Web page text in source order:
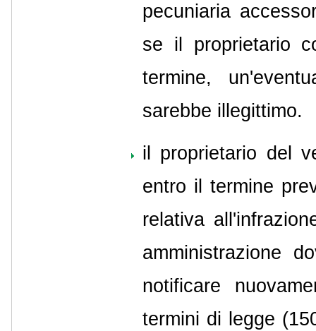
pecuniaria
se il proprietario
termine,
sarebbe illegittimo.
il proprietario del
entro il termine
relativa
amministrazione
notificare
termini di legge